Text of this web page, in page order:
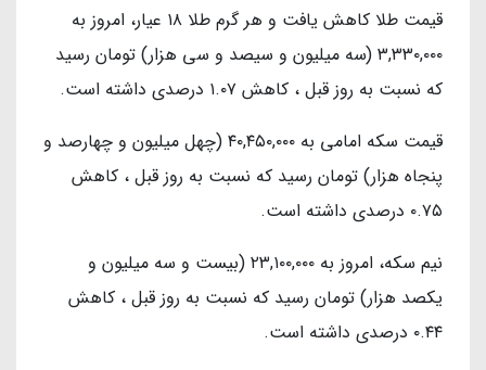
قیمت طلا کاهش یافت و هر گرم طلا ۱۸ عیار، امروز به
۳,۳۳۰,۰۰۰ (سه میلیون و سیصد و سی هزار) تومان رسید
که نسبت به روز قبل ، کاهش ۱.۰۷ درصدی داشته است.
قیمت سکه امامی به ۴۰,۴۵۰,۰۰۰ (چهل میلیون و چهارصد و
پنجاه هزار) تومان رسید که نسبت به روز قبل ، کاهش
۰.۷۵ درصدی داشته است.
نیم سکه، امروز به ۲۳,۱۰۰,۰۰۰ (بیست و سه میلیون و
یکصد هزار) تومان رسید که نسبت به روز قبل ، کاهش
۰.۴۴ درصدی داشته است.